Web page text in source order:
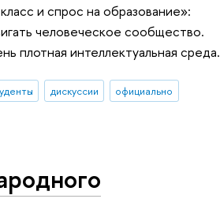
и спрос на образование»:
человеческое сообщество.
плотная интеллектуальная среда.
дискуссии
официально